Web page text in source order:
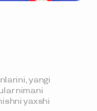
yangi
nimani
yaxshi